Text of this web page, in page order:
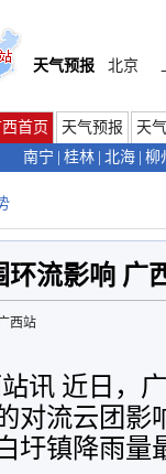
天气预报 北京
首页 天气预报
天
南宁
桂林 北海 柳
环流影响 广
西站
讯 近日，
对流云团影
圩镇降雨量